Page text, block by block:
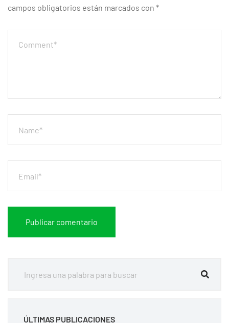
campos obligatorios están marcados con *
ÚLTIMAS PUBLICACIONES